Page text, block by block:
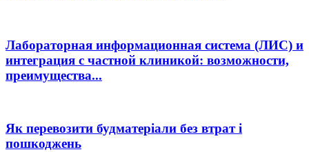
Лабораторная информационная система (ЛИС) и
интеграция с частной клиникой: возможности,
преимущества...
Як перевозити будматеріали без втрат і
пошкоджень